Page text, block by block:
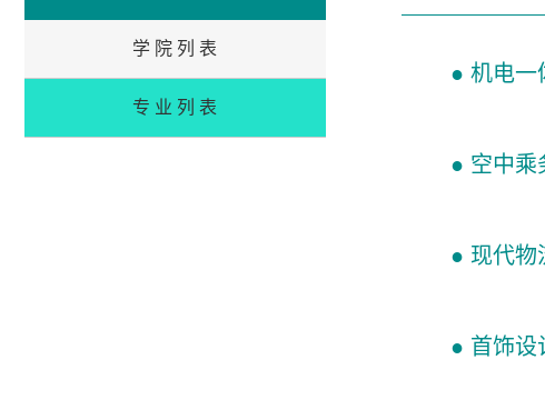
学院列表
专业列表
● 机电一
● 空中乘
● 现代物
● 首饰设